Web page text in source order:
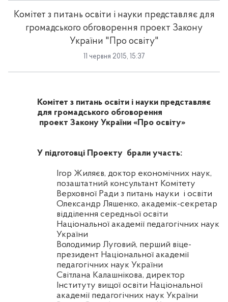
Комітет з питань освіти і науки представляє для
громадського обговорення проект Закону
України "Про освіту"
11 червня 2015, 15:37
Комітет з питань освіти і науки представляє
для громадського обговорення
проект Закону України «Про освіту»
У підготовці Проекту брали участь:
Ігор Жиляєв, доктор економічних наук,
позаштатний консультант Комітету
Верховної Ради з питань науки і освіти
Олександр Ляшенко, академік-секретар
відділення середньої освіти
Національної академії педагогічних наук
України
Володимир Луговий, перший віце-
президент Національної академії
педагогічних наук України
Світлана Калашнікова, директор
Інституту вищої освіти Національної
академії педагогічних наук України